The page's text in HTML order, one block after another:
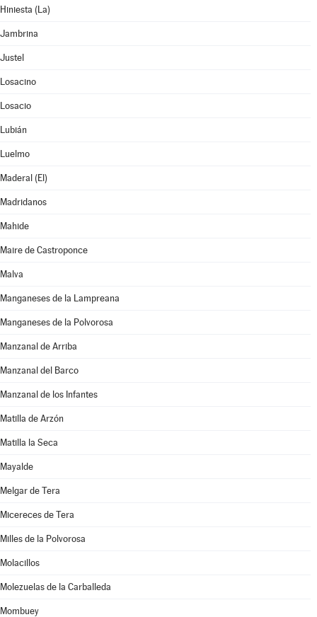
Hiniesta (La)
Jambrina
Justel
Losacino
Losacio
Lubián
Luelmo
Maderal (El)
Madridanos
Mahide
Maire de Castroponce
Malva
Manganeses de la Lampreana
Manganeses de la Polvorosa
Manzanal de Arriba
Manzanal del Barco
Manzanal de los Infantes
Matilla de Arzón
Matilla la Seca
Mayalde
Melgar de Tera
Micereces de Tera
Milles de la Polvorosa
Molacillos
Molezuelas de la Carballeda
Mombuey